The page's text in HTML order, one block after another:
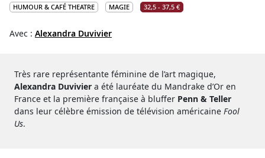
HUMOUR & CAFÉ THEATRE MAGIE 32,5 - 37,5 €
Avec : Alexandra Duvivier
Très rare représentante féminine de l’art magique,
Alexandra Duvivier a été lauréate du Mandrake d’Or en
France et la première française à bluffer Penn & Teller
dans leur célèbre émission de télévision américaine Fool
Us.